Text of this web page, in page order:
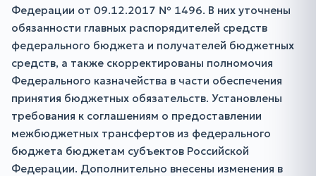
Федерации от 09.12.2017 № 1496. В них уточнены
обязанности главных распорядителей средств
федерального бюджета и получателей бюджетных
средств, а также скорректированы полномочия
Федерального казначейства в части обеспечения
принятия бюджетных обязательств. Установлены
требования к соглашениям о предоставлении
межбюджетных трансфертов из федерального
бюджета бюджетам субъектов Российской
Федерации. Дополнительно внесены изменения в